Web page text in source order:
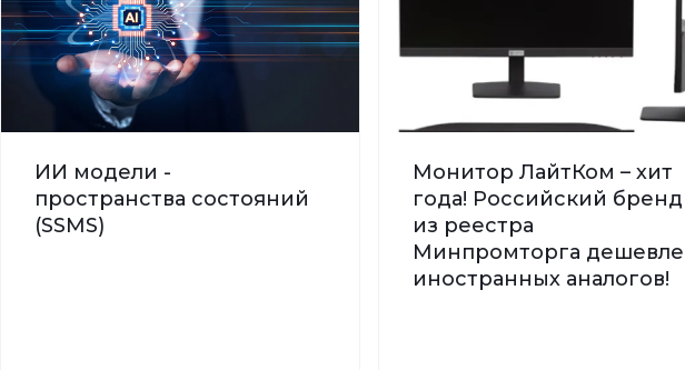
ИИ модели -
пространства состояний
(SSMS)
Монитор ЛайтКом – хит
года! Российский бренд
из реестра
Минпромторга дешевле
иностранных аналогов!